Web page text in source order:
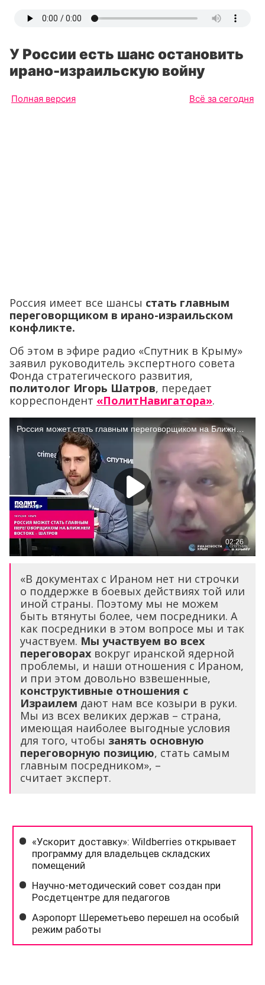
У России есть шанс остановить
ирано-израильскую войну
Полная версия Всё за сегодня
Россия имеет все шансы стать главным
переговорщиком в ирано-израильском
конфликте.
Об этом в эфире радио «Спутник в Крыму»
заявил руководитель экспертного совета
Фонда стратегического развития,
политолог Игорь Шатров, передает
корреспондент «ПолитНавигатора».
«В документах с Ираном нет ни строчки
о поддержке в боевых действиях той или
иной страны. Поэтому мы не можем
быть втянуты более, чем посредники. А
как посредники в этом вопросе мы и так
участвуем. Мы участвуем во всех
переговорах вокруг иранской ядерной
проблемы, и наши отношения с Ираном,
и при этом довольно взвешенные,
конструктивные отношения с
Израилем дают нам все козыри в руки.
Мы из всех великих держав – страна,
имеющая наиболее выгодные условия
для того, чтобы занять основную
переговорную позицию, стать самым
главным посредником», –
считает эксперт.